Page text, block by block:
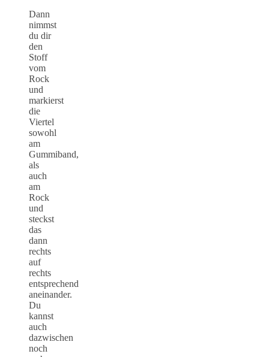
Dann
nimmst
du dir
den
Stoff
vom
Rock
und
markierst
die
Viertel
sowohl
am
Gummiband,
als
auch
am
Rock
und
steckst
das
dann
rechts
auf
rechts
entsprechend
aneinander.
Du
kannst
auch
dazwischen
noch